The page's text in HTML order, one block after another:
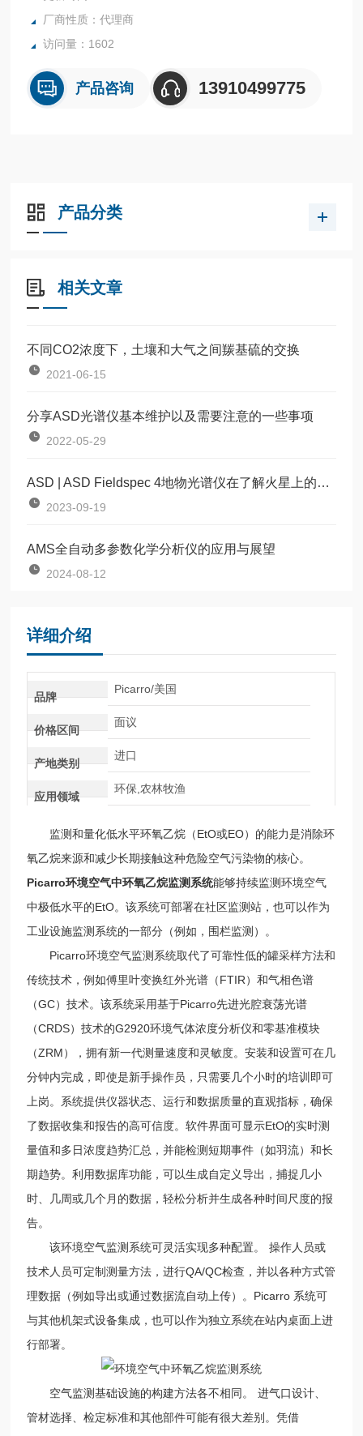
厂商性质：代理商
访问量：1602
产品咨询 13910499775
产品分类
相关文章
不同CO2浓度下，土壤和大气之间羰基硫的交换
2021-06-15
分享ASD光谱仪基本维护以及需要注意的一些事项
2022-05-29
ASD | ASD Fieldspec 4地物光谱仪在了解火星上的斜长石VNIR特征方面的应用
2023-09-19
AMS全自动多参数化学分析仪的应用与展望
2024-08-12
详细介绍
品牌
Picarro/美国
价格区间
面议
产地类别
进口
应用领域
环保,农林牧渔
监测和量化低水平环氧乙烷（EtO或EO）的能力是消除环
氧乙烷来源和减少长期接触这种危险空气污染物的核心。
Picarro环境空气中环氧乙烷监测系统能够持续监测环境空气
中极低水平的EtO。该系统可部署在社区监测站，也可以作为
工业设施监测系统的一部分（例如，围栏监测）。
Picarro环境空气监测系统取代了可靠性低的罐采样方法和
传统技术，例如傅里叶变换红外光谱（FTIR）和气相色谱
（GC）技术。该系统采用基于Picarro先进光腔衰荡光谱
（CRDS）技术的G2920环境气体浓度分析仪和零基准模块
（ZRM），拥有新一代测量速度和灵敏度。安装和设置可在几
分钟内完成，即使是新手操作员，只需要几个小时的培训即可
上岗。系统提供仪器状态、运行和数据质量的直观指标，确保
了数据收集和报告的高可信度。软件界面可显示EtO的实时测
量值和多日浓度趋势汇总，并能检测短期事件（如羽流）和长
期趋势。利用数据库功能，可以生成自定义导出，捕捉几小
时、几周或几个月的数据，轻松分析并生成各种时间尺度的报
告。
该环境空气监测系统可灵活实现多种配置。 操作人员或
技术人员可定制测量方法，进行QA/QC检查，并以各种方式管
理数据（例如导出或通过数据流自动上传）。Picarro 系统可
与其他机架式设备集成，也可以作为独立系统在站内桌面上进
行部署。
空气监测基础设施的构建方法各不相同。 进气口设计、
管材选择、检定标准和其他部件可能有很大差别。凭借